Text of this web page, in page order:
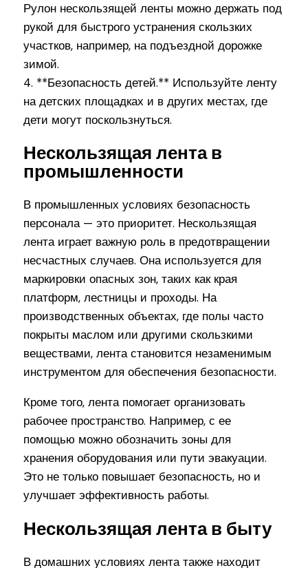
Рулон нескользящей ленты можно держать под
рукой для быстрого устранения скользких
участков, например, на подъездной дорожке
зимой.
4. **Безопасность детей.** Используйте ленту
на детских площадках и в других местах, где
дети могут поскользнуться.
Нескользящая лента в
промышленности
В промышленных условиях безопасность
персонала — это приоритет. Нескользящая
лента играет важную роль в предотвращении
несчастных случаев. Она используется для
маркировки опасных зон, таких как края
платформ, лестницы и проходы. На
производственных объектах, где полы часто
покрыты маслом или другими скользкими
веществами, лента становится незаменимым
инструментом для обеспечения безопасности.
Кроме того, лента помогает организовать
рабочее пространство. Например, с ее
помощью можно обозначить зоны для
хранения оборудования или пути эвакуации.
Это не только повышает безопасность, но и
улучшает эффективность работы.
Нескользящая лента в быту
В домашних условиях лента также находит